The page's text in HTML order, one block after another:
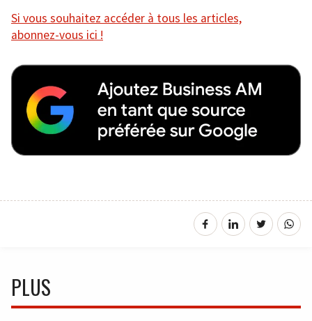
Si vous souhaitez accéder à tous les articles,
abonnez-vous ici !
PLUS